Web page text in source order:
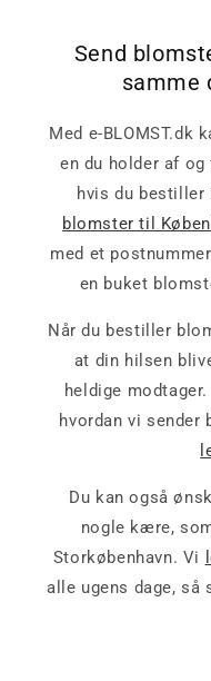
Send
samme
Med e-BLOMST.dk
en du holder af og
hvis du bestiller
blomster til
med et
en buket
Når du bestiller
at din hilsen
heldige
hvordan vi sender
Du kan også
nogle kære,
Storkøbenhavn. Vi
alle ugens dage, så